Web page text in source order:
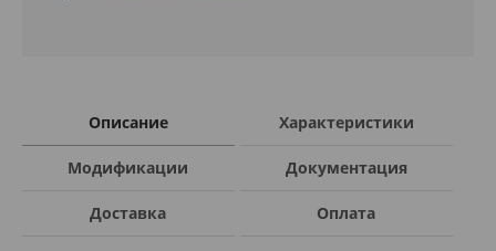
Описание Характеристики
Модификации Документация
Доставка Оплата